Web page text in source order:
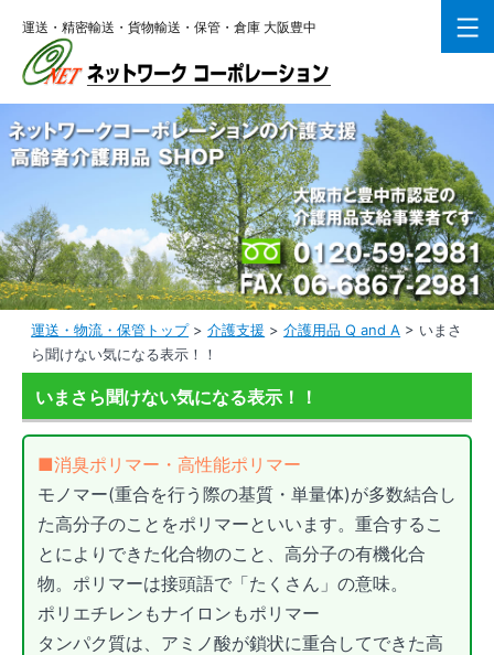
ン
ツ
へ
キ
ッ
プ
運送・精密輸送・貨物輸送・保管・倉庫 大阪豊中
運送・物流・保管トップ>介護支援 >介護用品 Q and A > いまさ
ら聞けない気になる表示！！
いまさら聞けない気になる表示！！
■消臭ポリマー・高性能ポリマー
モノマー(重合を行う際の基質・単量体)が多数結合し
た高分子のことをポリマーといいます。重合するこ
とによりできた化合物のこと、高分子の有機化合
物。ポリマーは接頭語で「たくさん」の意味。
ポリエチレンもナイロンもポリマー
タンパク質は、アミノ酸が鎖状に重合してできた高